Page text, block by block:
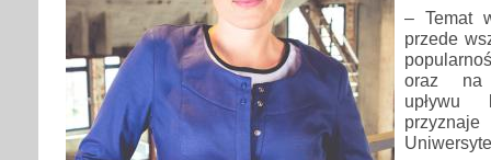
– Temat
przede
oraz na